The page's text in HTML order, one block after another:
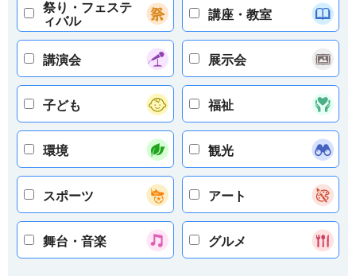
祭り・フェステ
ィバル
講座・教室
講演会 展示会
子ども 福祉
環境 観光
スポーツ アート
舞台・音楽 グルメ